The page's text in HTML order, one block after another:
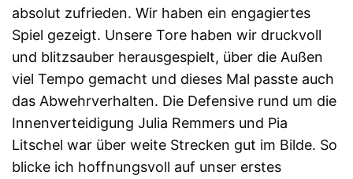
absolut zufrieden. Wir haben ein engagiertes
Spiel gezeigt. Unsere Tore haben wir druckvoll
und blitzsauber herausgespielt, über die Außen
viel Tempo gemacht und dieses Mal passte auch
das Abwehrverhalten. Die Defensive rund um die
Innenverteidigung Julia Remmers und Pia
Litschel war über weite Strecken gut im Bilde. So
blicke ich hoffnungsvoll auf unser erstes